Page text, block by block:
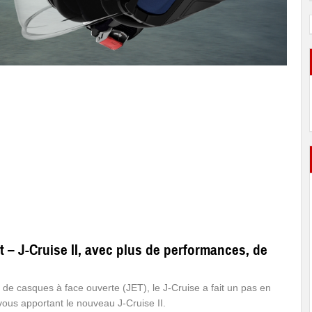
J-Cruise II, avec plus de performances, de
casques à face ouverte (JET), le J-Cruise a fait un pas en
apportant le nouveau J-Cruise II.